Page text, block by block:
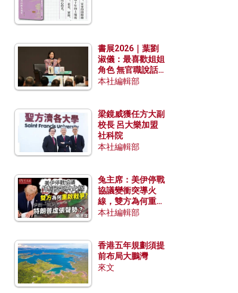
書展2026｜葉劉
淑儀：最喜歡姐姐
角色 無官職說話
包袱少
本社編輯部
梁鏡威獲任方大副
校長 呂大樂加盟
社科院
本社編輯部
兔主席：美伊停戰
協議變衝突導火
線，雙方為何重啟
戰爭？伊朗一早洞
本社編輯部
香港五年規劃須提
前布局大鵬灣
來文